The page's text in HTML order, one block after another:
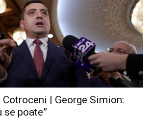
| George Simion:
se poate”